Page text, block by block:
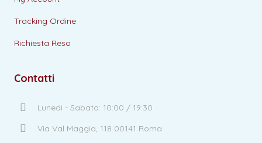
Tracking Ordine
Richiesta Reso
Contatti
Lunedì - Sabato: 10:00 / 19:30
Via Val Maggia, 118 00141 Roma